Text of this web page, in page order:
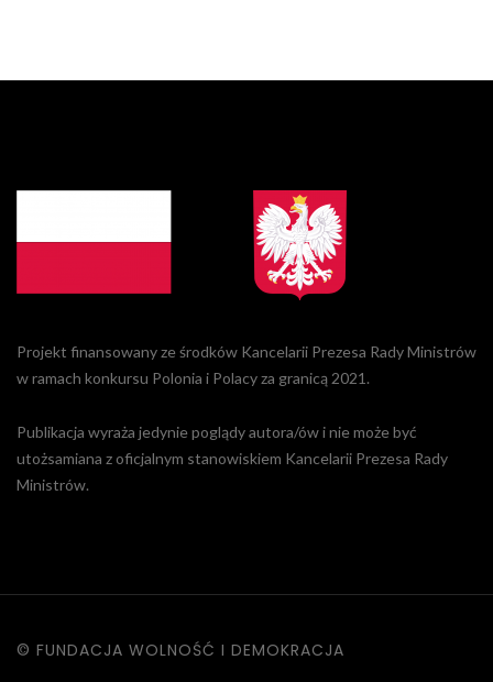
Projekt finansowany ze środków Kancelarii Prezesa Rady Ministrów
w ramach konkursu Polonia i Polacy za granicą 2021.
Publikacja wyraża jedynie poglądy autora/ów i nie może być
utożsamiana z oficjalnym stanowiskiem Kancelarii Prezesa Rady
Ministrów.
© FUNDACJA WOLNOŚĆ I DEMOKRACJA